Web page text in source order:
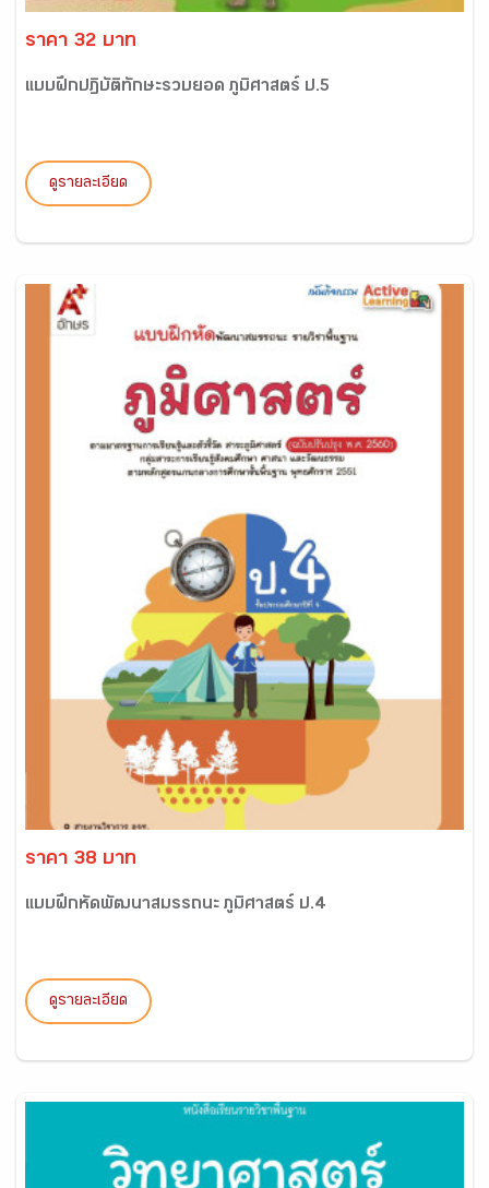
ราคา 32 บาท
แบบฝึกปฏิบัติทักษะรวบยอด ภูมิศาสตร์ ป.5
ดูรายละเอียด
ราคา 38 บาท
แบบฝึกหัดพัฒนาสมรรถนะ ภูมิศาสตร์ ป.4
ดูรายละเอียด